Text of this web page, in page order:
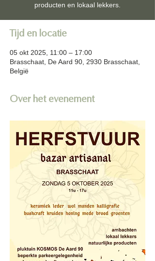
producten en lokaal lekkers.
Tijd en locatie
05 okt 2025, 11:00 – 17:00
Brasschaat, De Aard 90, 2930 Brasschaat,
België
Over het evenement